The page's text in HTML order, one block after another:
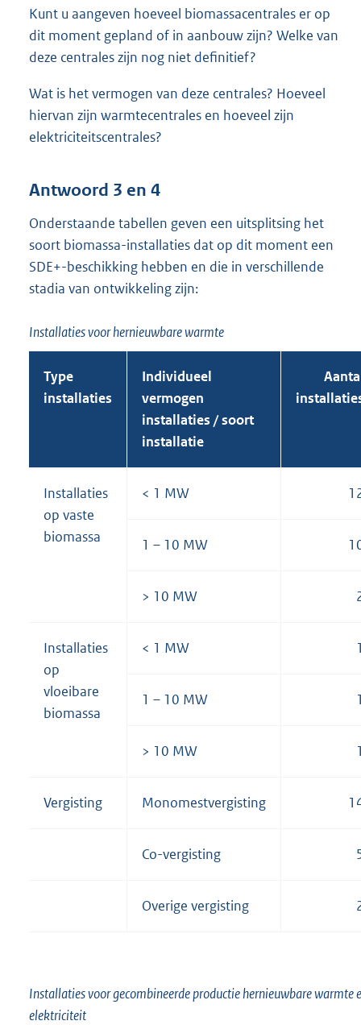
Kunt u aangeven hoeveel biomassacentrales er op
dit moment gepland of in aanbouw zijn? Welke van
deze centrales zijn nog niet definitief?
Wat is het vermogen van deze centrales? Hoeveel
hiervan zijn warmtecentrales en hoeveel zijn
elektriciteitscentrales?
Antwoord 3 en 4
Onderstaande tabellen geven een uitsplitsing het
soort biomassa-installaties dat op dit moment een
SDE+-beschikking hebben en die in verschillende
stadia van ontwikkeling zijn:
Installaties voor hernieuwbare warmte
Type
installaties
Individueel
vermogen
installaties / soort
installatie
Installaties
op vaste
biomassa
< 1 MW
1 – 10 MW
> 10 MW
Installaties
op
vloeibare
biomassa
< 1 MW
1 – 10 MW
> 10 MW
Vergisting Monomestvergisting
Co-vergisting
Overige vergisting
Installaties voor gecombineerde productie hernieuwbare warmte
elektriciteit